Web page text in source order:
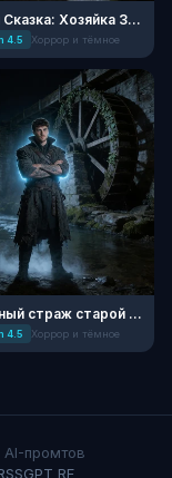
Мрачная Сказка: Хозяйка Заброшенного Грота
4.5 Хоррор и тёмное
Призрачный страж старой мельницы
4.5 Хоррор и тёмное
промтов
GPT RF